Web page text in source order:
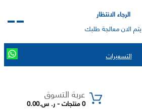
الرجاء الانتظار
يتم الان معالجة طلبك
التسعيرات
عربة التسوق
0 منتجات - ر. س.0.00